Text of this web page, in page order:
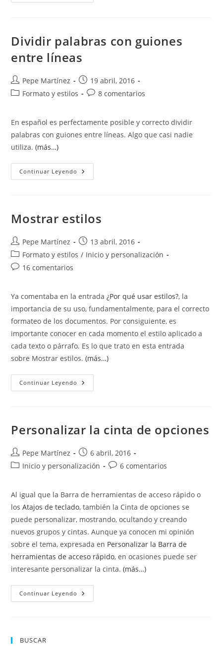
(capítulos).
Dos
En
La
Página
Dividir palabras con guiones
entre líneas
Autor
de
Pepe Martínez
Publicación
de
19 abril, 2016
Categoría
entrada:
Formato y estilos
Comentarios
entrada:
8 comentarios
En español es perfectamente posible y correcto dividir
palabras con guiones entre líneas. Algo que casi nadie
utiliza.(más…)
Continuar Leyendo Dividir
Palabras
Mostrar estilos
Autor
de
la
entrada:
Pepe Martínez
Publicación
de
13 abril, 2016
Categoría
de
Formato y estilos / Inicio y personalización
Comentarios
entrada:
16 comentarios
Ya comentaba en la entrada¿Por qué usar estilos?, la
importancia de su uso, fundamentalmente, para el correcto
formateo de los documentos. Por consiguiente, es
importante conocer en cada momento el estilo aplicado a
cada texto o párrafo. Es lo que trato en esta entrada
sobre Mostrar estilos.(más…)
Continuar Leyendo Mostrar
Estilos
Personalizar la cinta de opciones
Autor
de
Pepe Martínez
Publicación
de
6 abril, 2016
Categoría
entrada:
Inicio y personalización
Comentarios
entrada:
6 comentarios
Al igual que la Barra de herramientas de acceso rápido o
losAtajos de teclado, también la Cinta de opciones se
puede personalizar, mostrando, ocultando y creando
nuevos grupos y cintas. Aunque ya conocen mi opinión
sobre el tema, expresada en Personalizar la Barra de
herramientas de acceso rápido, en ocasiones puede ser
interesante personalizar la cinta.(más…)
Continuar Leyendo Personalizar
La
BUSCAR